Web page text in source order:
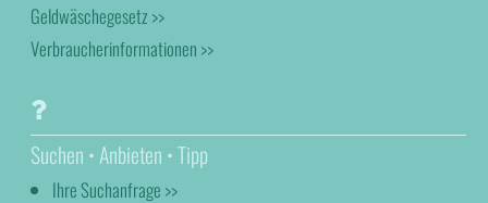
Geldwäschegesetz >>
Verbraucherinformationen >>
Suchen • Anbieten • Tipp
Ihre Suchanfrage >>